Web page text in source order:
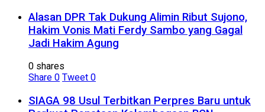
Alasan DPR Tak Dukung Alimin Ribut Sujono,
Hakim Vonis Mati Ferdy Sambo yang Gagal
Jadi Hakim Agung
0 shares
Share 0 Tweet 0
SIAGA 98 Usul Terbitkan Perpres Baru untuk